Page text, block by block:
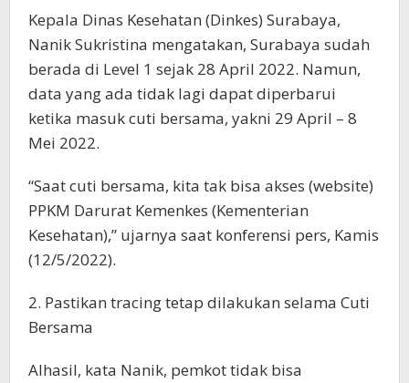
Kepala Dinas Kesehatan (Dinkes) Surabaya,
Nanik Sukristina mengatakan, Surabaya sudah
berada di Level 1 sejak 28 April 2022. Namun,
data yang ada tidak lagi dapat diperbarui
ketika masuk cuti bersama, yakni 29 April – 8
Mei 2022.
“Saat cuti bersama, kita tak bisa akses (website)
PPKM Darurat Kemenkes (Kementerian
Kesehatan),” ujarnya saat konferensi pers, Kamis
(12/5/2022).
2. Pastikan tracing tetap dilakukan selama Cuti
Bersama
Alhasil, kata Nanik, pemkot tidak bisa